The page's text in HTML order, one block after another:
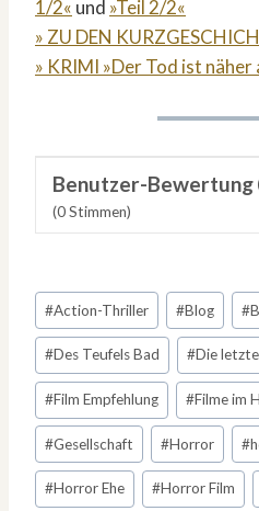
1/2« und »Teil 2/2«
» ZU DEN
» KRIMI »Der Tod ist näher
Benutzer-Bewertung
(0Stimmen)
Schlagworte:
#Action-Thriller #Blog #
#Des Teufels Bad #Die
#Film Empfehlung #Filme im
#Gesellschaft #Horror #
#Horror Ehe #Horror Film